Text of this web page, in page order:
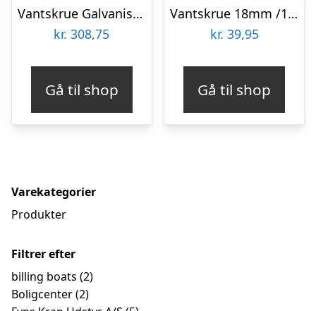
Vantskrue Galvaniser 401 M/gafler – M12 Cert
kr. 308,75
Gå til shop
Vantskrue 18mm /10 – 04-bf-0447 – Billing Boats
kr. 39,95
Gå til shop
Varekategorier
Produkter
Filtrer efter
billing boats (2)
Boligcenter(2)